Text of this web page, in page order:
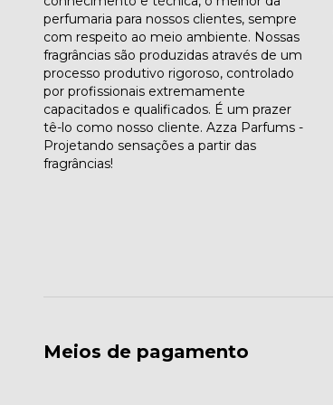
perfumaria para nossos clientes, sempre
com respeito ao meio ambiente. Nossas
fragrâncias são produzidas através de um
processo produtivo rigoroso, controlado
por profissionais extremamente
capacitados e qualificados. É um prazer
tê-lo como nosso cliente. Azza Parfums -
Projetando sensações a partir das
fragrâncias!
Meios de pagamento